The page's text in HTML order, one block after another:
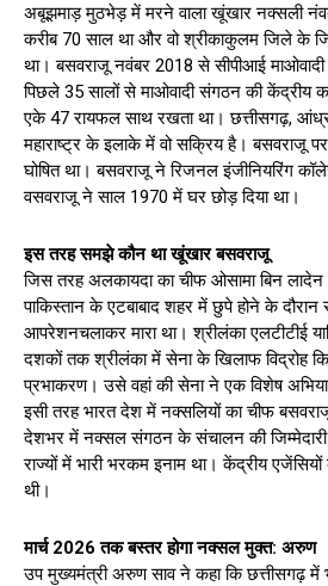
अबूझमाड़ मुठभेड़ में मरने वाला खूंखार नक्सली
करीब 70 साल था और वो श्रीकाकुलम जिले के
था। बसवराजू नवंबर 2018 से सीपीआई
पिछले 35 सालों से माओवादी संगठन की केंद्रीय
एके 47 रायफल साथ रखता था। छत्तीसगढ़,
महाराष्ट्र के इलाके में वो सक्रिय है। बसवराजू
घोषित था। बसवराजू ने रिजनल इंजीनियरिंग
वसवराजू ने साल 1970 में घर छोड़ दिया था।
इस तरह समझे कौन था खूंखार बसवराजू
जिस तरह अलकायदा का चीफ ओसामा बिन
पाकिस्तान के एटबाबाद शहर में छुपे होने के दौरान
आपरेशनचलाकर मारा था। श्रीलंका एलटीटीई
दशकों तक श्रीलंका में सेना के खिलाफ विद्रोह
प्रभाकरण। उसे वहां की सेना ने एक विशेष
इसी तरह भारत देश में नक्सलियों का चीफ
देशभर में नक्सल संगठन के संचालन की
राज्यों में भारी भरकम इनाम था। केंद्रीय
थी।
मार्च 2026 तक बस्तर होगा नक्सल मुक्त: अरुण
उप मुख्यमंत्री अरुण साव ने कहा कि छत्तीसगढ़ में